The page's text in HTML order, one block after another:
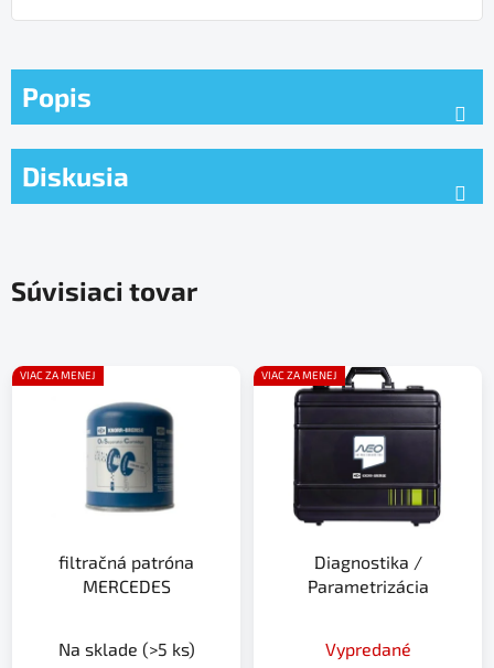
Popis
Diskusia
Súvisiaci tovar
VIAC ZA MENEJ
filtračná patróna
MERCEDES
Na sklade (>5 ks)
VIAC ZA MENEJ
Diagnostika /
Parametrizácia
Vypredané